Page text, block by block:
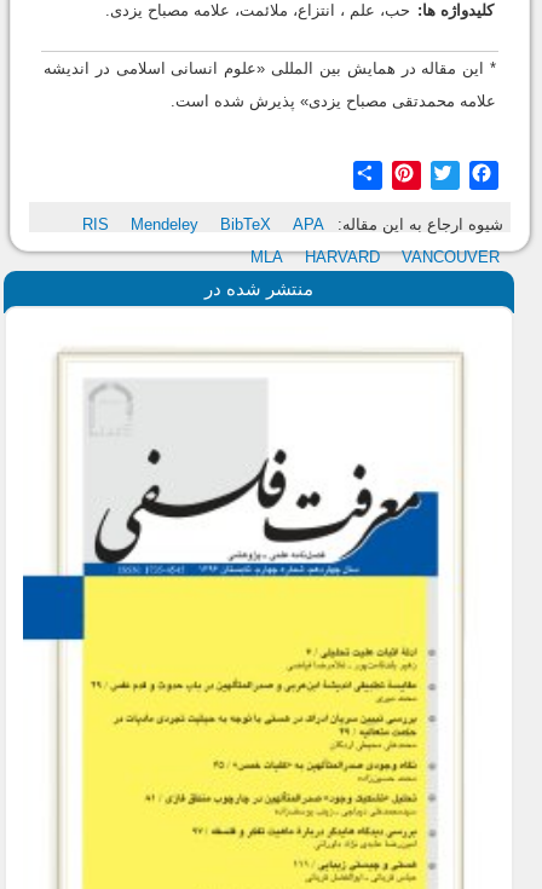
کلیدواژه ها: حب، علم ، انتزاع، ملائمت، علامه مصباح یزدی.
* این مقاله در همایش بین المللی «علوم انسانی اسلامی در اندیشه
علامه محمدتقی مصباح یزدی» پذیرش شده است.
Facebook
Twitter
Pinterest
شیوه ارجاع به این مقاله: RIS Mendeley BibTeX
APA
MLA
HARVARD VANCOUVER
منتشر شده در